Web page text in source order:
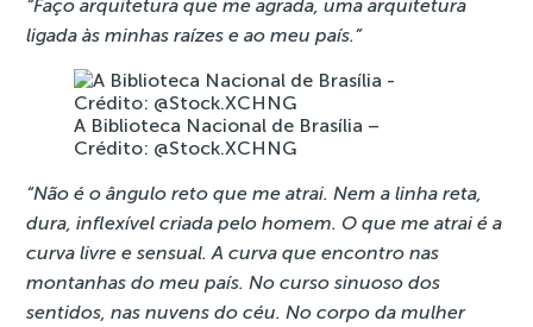
“Faço arquitetura que me agrada, uma arquitetura
ligada às minhas raízes e ao meu país.”
A Biblioteca Nacional de Brasília –
Crédito: @Stock.XCHNG
“Não é o ângulo reto que me atrai. Nem a linha reta,
dura, inflexível criada pelo homem. O que me atrai é a
curva livre e sensual. A curva que encontro nas
montanhas do meu país. No curso sinuoso dos
sentidos, nas nuvens do céu. No corpo da mulher